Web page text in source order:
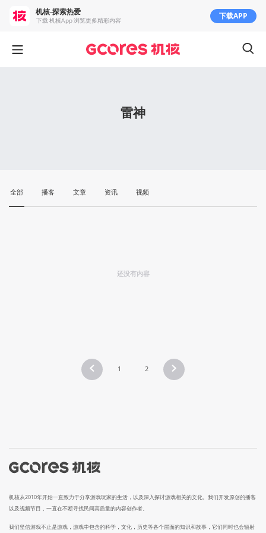
雷神
全部 播客 文章 资讯 视频
还没有内容
1 2
机核从2010年开始一直致力于分享游戏玩家的生活，以及深入探讨游戏相关的文化。我们开发原创的播客
以及视频节目，一直在不断寻找民间高质量的内容创作者。
我们坚信游戏不止是游戏，游戏中包含的科学，文化，历史等各个层面的知识和故事，它们同时也会辐射
机核-探索热爱
下载 机核App 浏览更多精彩内容 下载APP